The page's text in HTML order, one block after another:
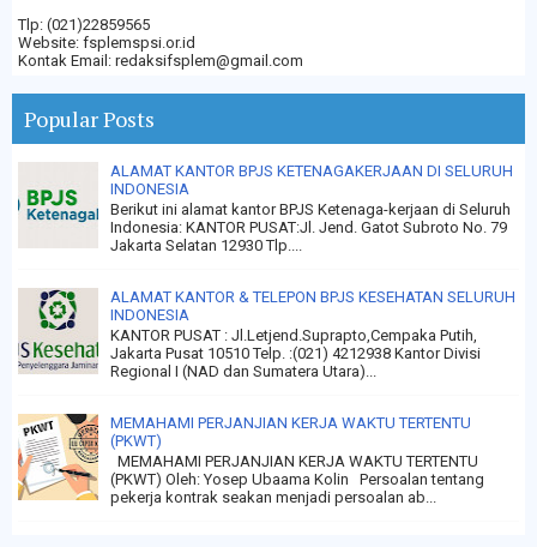
Tlp: (021)22859565
Website: fsplemspsi.or.id
Kontak Email: redaksifsplem@gmail.com
Popular Posts
ALAMAT KANTOR BPJS KETENAGAKERJAAN DI SELURUH
INDONESIA
Berikut ini alamat kantor BPJS Ketenaga-kerjaan di Seluruh
Indonesia: KANTOR PUSAT:Jl. Jend. Gatot Subroto No. 79
Jakarta Selatan 12930 Tlp....
ALAMAT KANTOR & TELEPON BPJS KESEHATAN SELURUH
INDONESIA
KANTOR PUSAT : Jl.Letjend.Suprapto,Cempaka Putih,
Jakarta Pusat 10510 Telp. :(021) 4212938 Kantor Divisi
Regional I (NAD dan Sumatera Utara)...
MEMAHAMI PERJANJIAN KERJA WAKTU TERTENTU
(PKWT)
MEMAHAMI PERJANJIAN KERJA WAKTU TERTENTU
(PKWT) Oleh: Yosep Ubaama Kolin Persoalan tentang
pekerja kontrak seakan menjadi persoalan ab...